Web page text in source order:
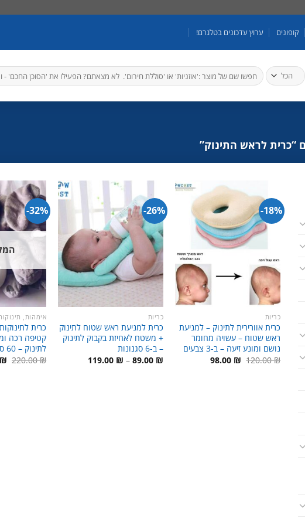
קופונים ערוץ עדכונים בטלגרם!
חיפוש
עבור:
“כרית לראש התינוק”
18%-
כריות
כרית אוורירית לתינוק – למניעת
ראש שטוח – עשויה מחומר
נושם ומונע זיעה – ב-3 צבעים
120.00₪ המחיר98.00 ₪ המחיר
26%-
כריות
כרית למניעת ראש שטוח לתינוק
+ משטח לאחיזת בקבוק לתינוק
– ב-6 סגנונות
89.00 ₪
–
119.00 ₪ טווח
32%-
אימהות,
כרית
קטיפה רכה
לתינוק – 60 סמ’
220.00₪
₪